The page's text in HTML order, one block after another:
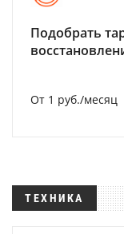
Подобрать
От 1 руб./месяц
ТЕХНИКА